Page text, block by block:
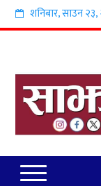
शनिबार,साउन२३,